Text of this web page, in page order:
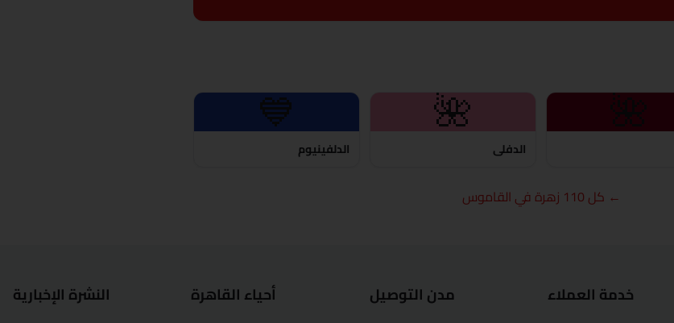
🌺
🌺
الدفلى
💙
الدلفينيوم
← كل 110 زهرة في القاموس
خدمة العملاء مدن التوصيل أحياء القاهرة النشرة الإخبارية